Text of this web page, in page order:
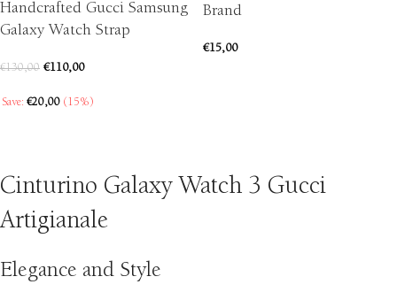
Handcrafted Gucci Samsung
Galaxy Watch Strap
€130,00 €110,00
Save: €20,00 (15%)
Brand
€15,00
Cinturino Galaxy Watch 3 Gucci
Artigianale
Elegance and Style